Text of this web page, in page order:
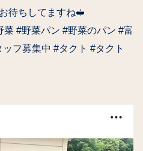
待ちしてますね🥪
#野菜パン #野菜のパン #富
フ募集中 #タクト #タクト